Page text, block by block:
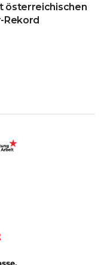
österreichischen
Rekord